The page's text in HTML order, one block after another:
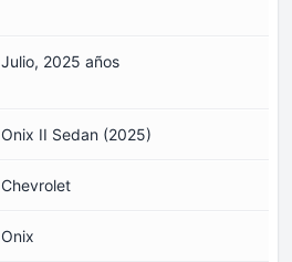
Julio, 2025 años
Onix II Sedan (2025)
Chevrolet
Onix